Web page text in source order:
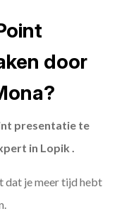
door
presentatie te
in Lopik .
dat je meer tijd hebt